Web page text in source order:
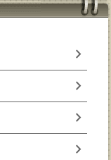
chevron_right
chevron_right
chevron_right
chevron_right